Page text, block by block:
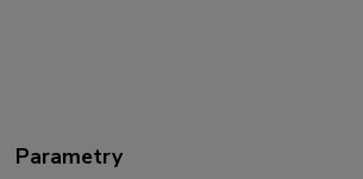
Parametry